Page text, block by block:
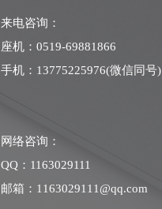
来电咨询：
座机：0519-69881866
手机：13775225976(微信同号)
网络咨询：
QQ：1163029111
邮箱：1163029111@qq.com